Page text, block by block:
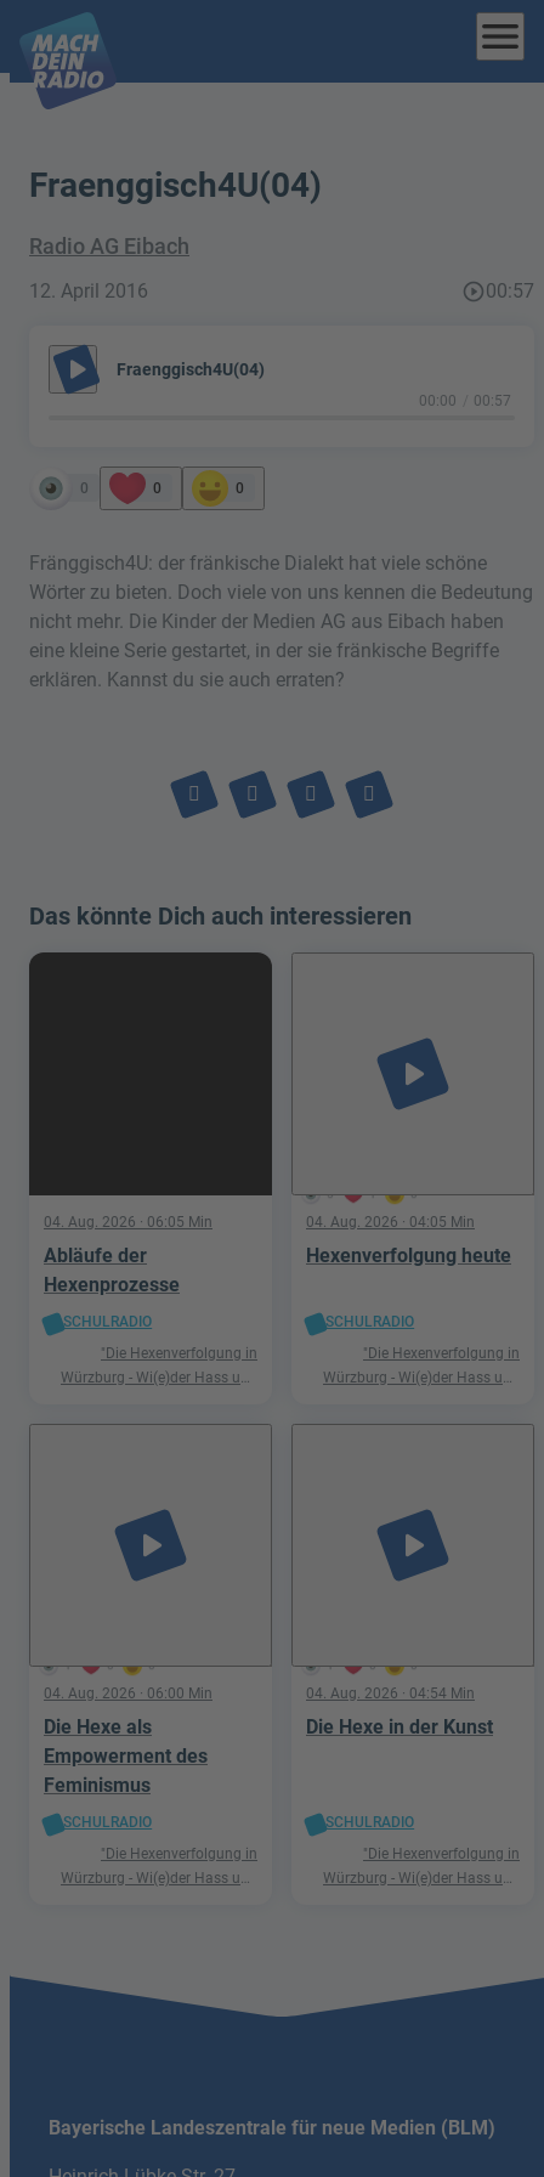
menu
Fraenggisch4U(04)
Radio AG Eibach
12. April 2016 play_circle_outline00:57
play_arrow Fraenggisch4U(04)
00:00 00:57
0 0 0
Fränggisch4U: der fränkische Dialekt hat viele schöne
Wörter zu bieten. Doch viele von uns kennen die Bedeutung
nicht mehr. Die Kinder der Medien AG aus Eibach haben
eine kleine Serie gestartet, in der sie fränkische Begriffe
erklären. Kannst du sie auch erraten?
Das könnte Dich auch interessieren
04. Aug. 2026 · 06:05 Min
Abläufe der
Hexenprozesse
SCHULRADIO
"Die Hexenverfolgung in
Würzburg - Wi(e)der Hass und
5 1 0
play_arrow
04. Aug. 2026 · 04:05 Min
Hexenverfolgung heute
SCHULRADIO
"Die Hexenverfolgung in
Würzburg - Wi(e)der Hass und
1 0 0
play_arrow
04. Aug. 2026 · 06:00 Min
Die Hexe als
Empowerment des
Feminismus
SCHULRADIO
"Die Hexenverfolgung in
Würzburg - Wi(e)der Hass und
1 0 0
play_arrow
04. Aug. 2026 · 04:54 Min
Die Hexe in der Kunst
SCHULRADIO
"Die Hexenverfolgung in
Würzburg - Wi(e)der Hass und
Bayerische Landeszentrale für neue Medien (BLM)